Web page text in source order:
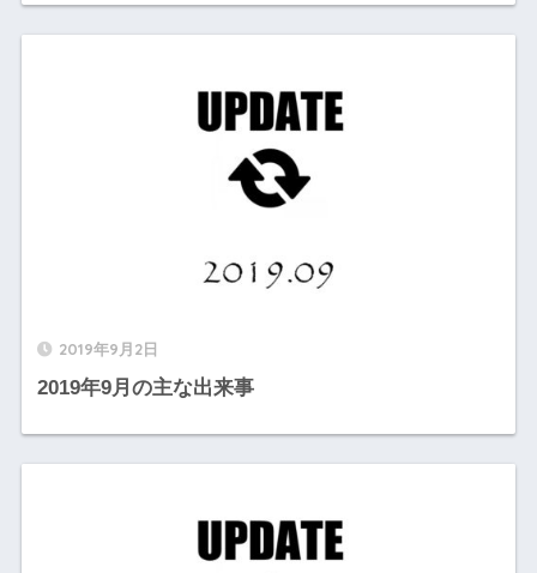
2019年9月2日
2019年9月の主な出来事